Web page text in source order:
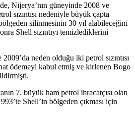
Nijerya’nın güneyinde 2008 ve
sızıntısı nedeniyle büyük çapta
silinmesinin 30 yıl alabileceğini
Shell sızıntıyı temizlediklerini
neden olduğu iki petrol sızıntısı
ödemeyi kabul etmiş ve kirlenen Bogo
7. büyük ham petrol ihracatçısı olan
Shell’in bölgeden çıkması için